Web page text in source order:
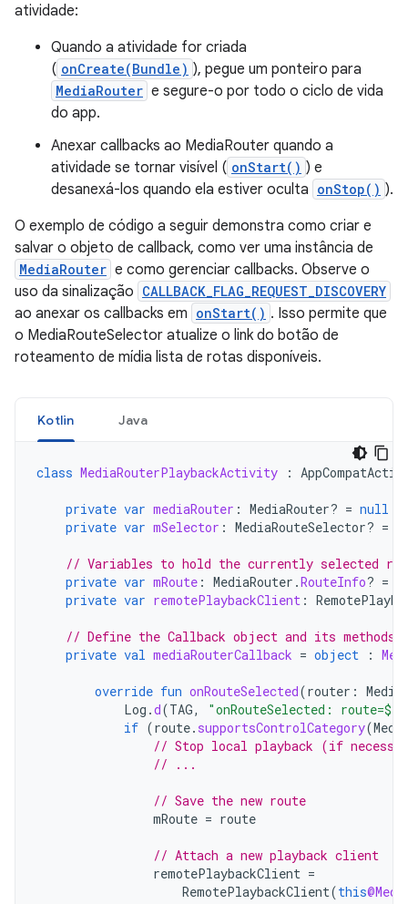
atividade:
Quando a atividade for criada
( onCreate(Bundle) ), pegue um ponteiro para
MediaRouter e segure-o por todo o ciclo de vida
do app.
Anexar callbacks ao MediaRouter quando a
atividade se tornar visível ( onStart() ) e
desanexá-los quando ela estiver oculta onStop() ).
O exemplo de código a seguir demonstra como criar e
salvar o objeto de callback, como ver uma instância de
MediaRouter e como gerenciar callbacks. Observe o
uso da sinalização CALLBACK_FLAG_REQUEST_DISCOVERY
ao anexar os callbacks em onStart() . Isso permite que
o MediaRouteSelector atualize o link do botão de
roteamento de mídia lista de rotas disponíveis.
Kotlin Java
class MediaRouterPlaybackActivity :
private var mediaRouter : MediaRouter? = null
private var mSelector : MediaRouteSelector? =
// Variables to hold the currently selected
private var mRoute : MediaRouter .RouteInfo? =
private var remotePlaybackClient :
// Define the Callback object and its
private val mediaRouterCallback = object :
override fun onRouteSelected(router :
Log .d(TAG, "onRouteSelected: route=$
if (route. supportsControlCategory(
// Stop local playback (if
// ...
// Save the new route
mRoute = route
// Attach a new playback client
remotePlaybackClient =
RemotePlaybackClient(this